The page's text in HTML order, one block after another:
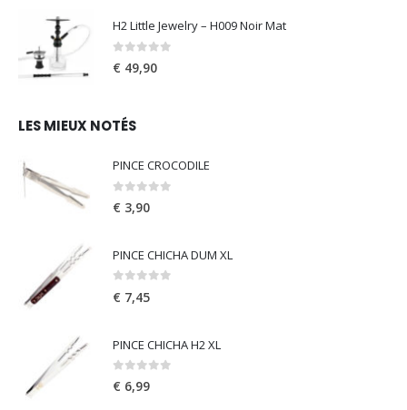
H2 Little Jewelry – H009 Noir Mat
€ 49,90
LES MIEUX NOTÉS
PINCE CROCODILE
€ 3,90
PINCE CHICHA DUM XL
€ 7,45
PINCE CHICHA H2 XL
0out of 5
€ 6,99